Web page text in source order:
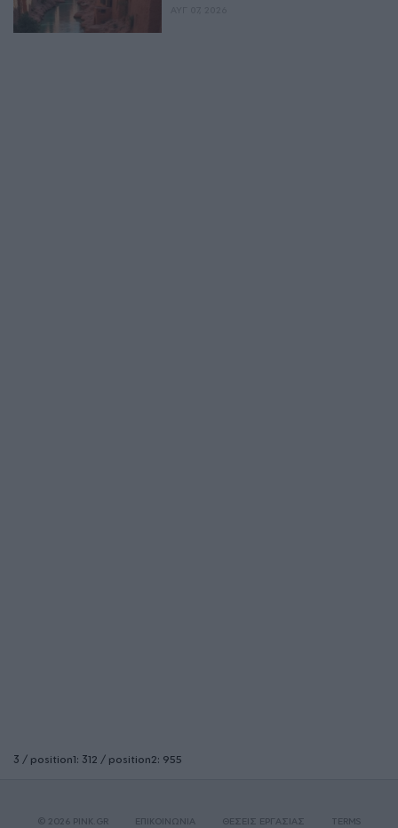
3 / position1: 312 / position2: 955
© 2026 PINK.GR ΕΠΙΚΟΙΝΩΝΙΑ ΘΕΣΕΙΣ ΕΡΓΑΣΙΑΣ TERMS